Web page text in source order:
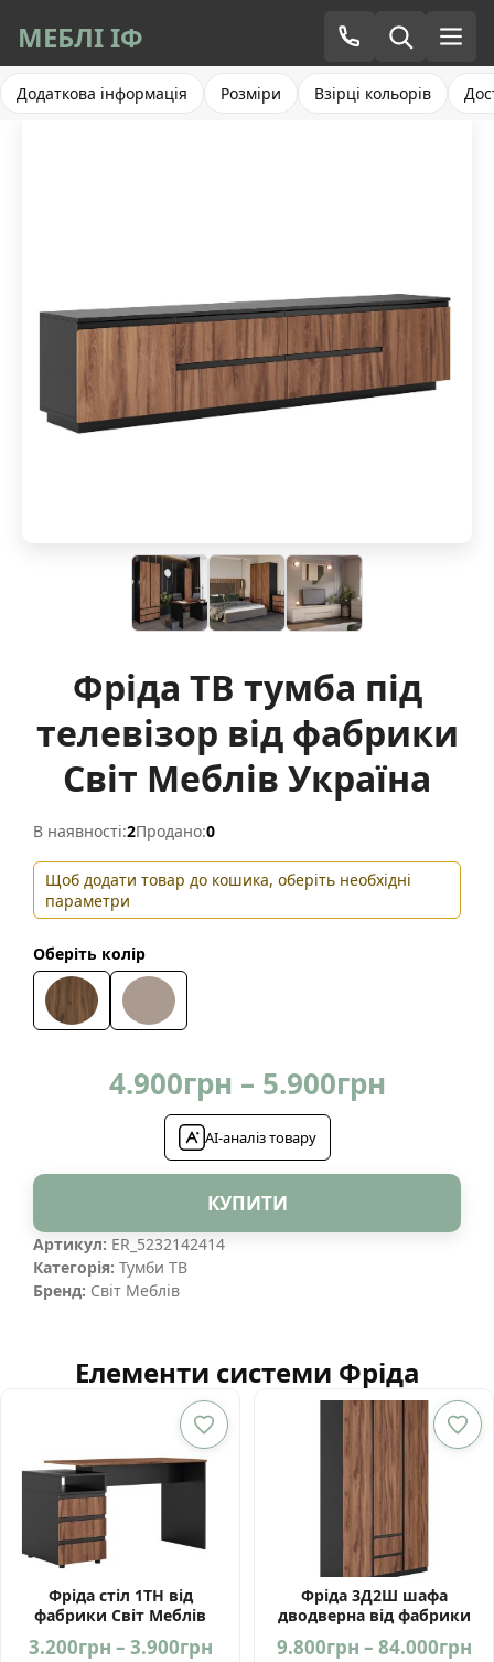
МЕБЛІ ІФ
Додаткова інформація Розміри Взірці кольорів
Фріда ТВ тумба під
телевізор від фабрики
Світ Меблів Україна
В наявності:2Продано:0
Щоб додати товар до кошика, оберіть необхідні
параметри
Оберіть колір
4.900грн – 5.900грн
AI-аналіз товару
КУПИТИ
Артикул: ER_5232142414
Категорія: Тумби ТВ
Бренд: Світ Меблів
Елементи системи Фріда
Фріда стіл 1ТH від
фабрики Світ Меблів
Україна
3.200грн – 3.900грнPrice
Фріда 3Д2Ш шафа
дводверна від фабрики
Світ Меблів Україна
9.800грн – 84.000грн